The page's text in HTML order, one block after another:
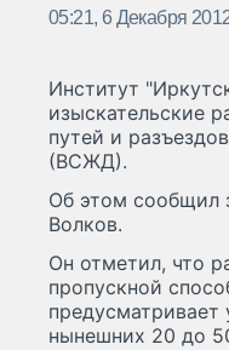
05:21, 6 Декабря
Институт
изыскательские
путей и
(ВСЖД).
Об этом сообщил
Волков.
Он отметил, что
пропускной
предусматривает
нынешних 20 до